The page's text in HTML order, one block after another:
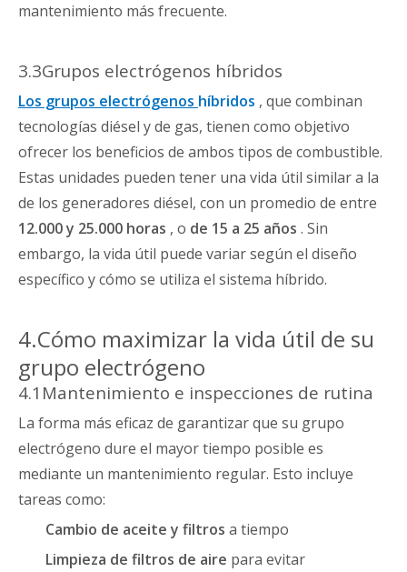
mantenimiento más frecuente.
3.3Grupos electrógenos híbridos
Los grupos electrógenos híbridos , que combinan
tecnologías diésel y de gas, tienen como objetivo
ofrecer los beneficios de ambos tipos de combustible.
Estas unidades pueden tener una vida útil similar a la
de los generadores diésel, con un promedio de entre
12.000 y 25.000 horas , o de 15 a 25 años . Sin
embargo, la vida útil puede variar según el diseño
específico y cómo se utiliza el sistema híbrido.
4.Cómo maximizar la vida útil de su
grupo electrógeno
4.1Mantenimiento e inspecciones de rutina
La forma más eficaz de garantizar que su grupo
electrógeno dure el mayor tiempo posible es
mediante un mantenimiento regular. Esto incluye
tareas como:
Cambio de aceite y filtros a tiempo
Limpieza de filtros de aire para evitar